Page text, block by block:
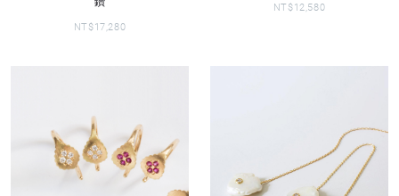
NT$17,280
NT$12,580